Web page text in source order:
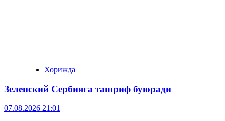
Хорижда
Зеленский Сербияга ташриф буюради
07.08.2026 21:01